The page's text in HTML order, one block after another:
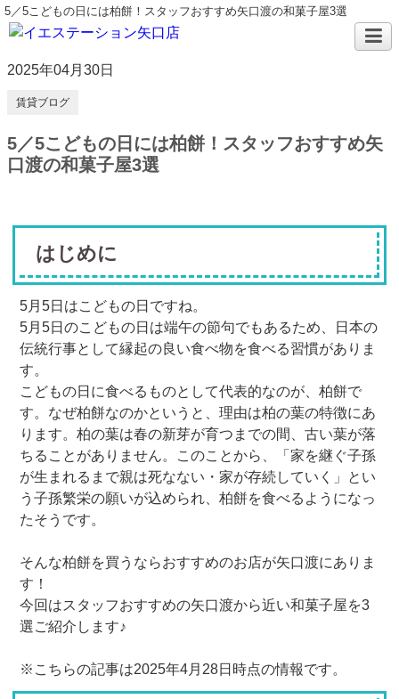
5／5こどもの日には柏餅！スタッフおすすめ矢口渡の和菓子屋3選
2025年04月30日
賃貸ブログ
5／5こどもの日には柏餅！スタッフおすすめ矢
口渡の和菓子屋3選
はじめに
5月5日はこどもの日ですね。
5月5日のこどもの日は端午の節句でもあるため、日本の
伝統行事として縁起の良い食べ物を食べる習慣がありま
す。
こどもの日に食べるものとして代表的なのが、柏餅で
す。なぜ柏餅なのかというと、理由は柏の葉の特徴にあ
ります。柏の葉は春の新芽が育つまでの間、古い葉が落
ちることがありません。このことから、「家を継ぐ子孫
が生まれるまで親は死なない・家が存続していく」とい
う子孫繁栄の願いが込められ、柏餅を食べるようになっ
たそうです。
そんな柏餅を買うならおすすめのお店が矢口渡にありま
す！
今回はスタッフおすすめの矢口渡から近い和菓子屋を3
選ご紹介します♪
※こちらの記事は2025年4月28日時点の情報です。